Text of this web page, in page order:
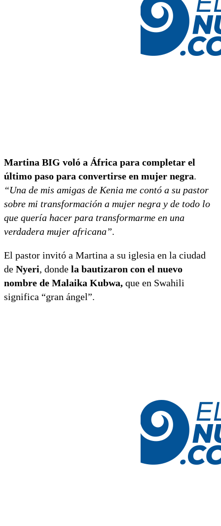
Martina BIG voló a África para completar el
último paso para convertirse en mujer negra.
“Una de mis amigas de Kenia me contó a su pastor
sobre mi transformación a mujer negra y de todo lo
que quería hacer para transformarme en una
verdadera mujer africana”.
El pastor invitó a Martina a su iglesia en la ciudad
de Nyeri, donde la bautizaron con el nuevo
nombre de Malaika Kubwa, que en Swahili
significa “gran ángel”.